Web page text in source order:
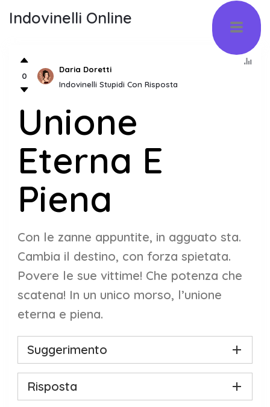
Indovinelli Online
0
Daria Doretti
Indovinelli Stupidi Con Risposta
Unione
Eterna E
Piena
Con le zanne appuntite, in agguato sta.
Cambia il destino, con forza spietata.
Povere le sue vittime! Che potenza che
scatena! In un unico morso, l’unione
eterna e piena.
Suggerimento
Risposta